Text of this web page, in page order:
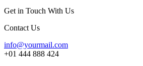
Get in Touch With Us
Contact Us
info@yourmail.com
+01 444 888 424